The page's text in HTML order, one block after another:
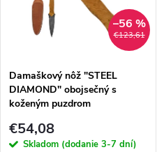
€123,61
–56 %
Damaškový nôž "STEEL
DIAMOND" obojsečný s
koženým puzdrom
€54,08
Skladom (dodanie 3-7 dní)